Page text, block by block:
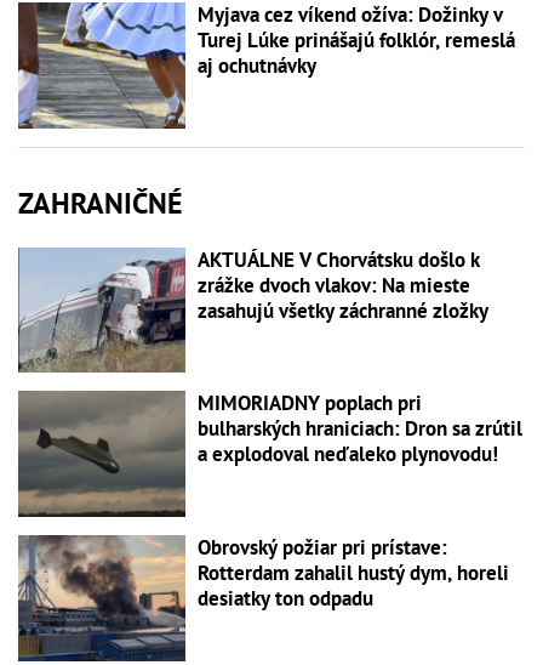
Myjava cez víkend ožíva: Dožinky v
Turej Lúke prinášajú folklór, remeslá
aj ochutnávky
ZAHRANIČNÉ
AKTUÁLNE V Chorvátsku došlo k
zrážke dvoch vlakov: Na mieste
zasahujú všetky záchranné zložky
MIMORIADNY poplach pri
bulharských hraniciach: Dron sa zrútil
a explodoval neďaleko plynovodu!
Obrovský požiar pri prístave:
Rotterdam zahalil hustý dym, horeli
desiatky ton odpadu